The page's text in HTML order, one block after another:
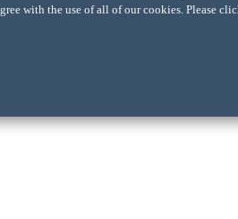
with the use of all of our cookies. Please